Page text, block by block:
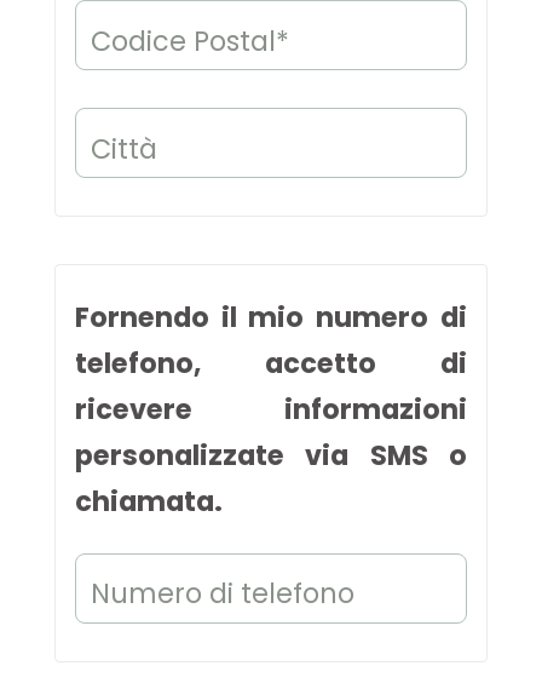
Codice Postal*
Città
Fornendo il mio numero di
telefono, accetto di
ricevere informazioni
personalizzate via SMS o
chiamata.
Numero di telefono